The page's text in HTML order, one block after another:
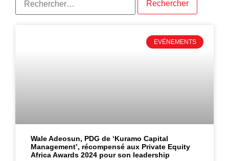
EVÉNEMENTS
Wale Adeosun, PDG de ‘Kuramo Capital
Management’, récompensé aux Private Equity
Africa Awards 2024 pour son leadership